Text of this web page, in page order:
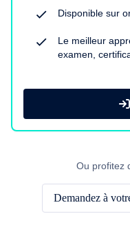
Disponible sur
Le meilleur
examen,
Ou profitez
Demandez à